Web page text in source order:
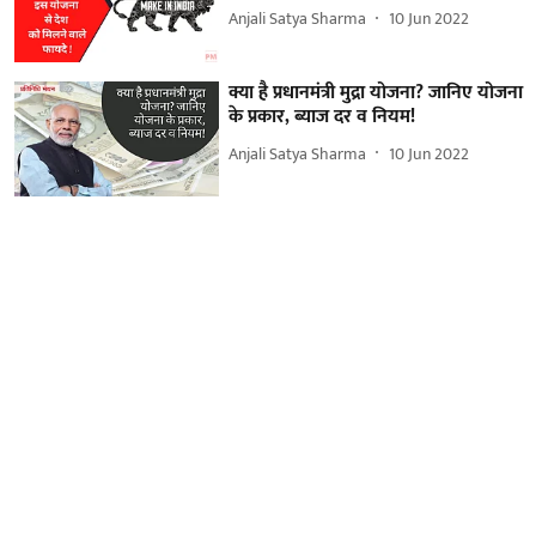
Anjali Satya Sharma 10 Jun 2022
क्या है प्रधानमंत्री मुद्रा योजना? जानिए योजना
के प्रकार, ब्याज दर व नियम!
Anjali Satya Sharma 10 Jun 2022